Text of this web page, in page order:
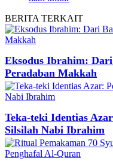
BERITA TERKAIT
Eksodus Ibrahim:
Peradaban Makkah
Teka-teki Identias
Silsilah Nabi Ibrahim